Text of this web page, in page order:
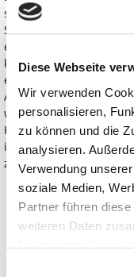
Diese Webseite
Wir verwenden
personalisieren,
zu können und die
analysieren.
Verwendung
soziale Medien,
Partner führen
weiteren Daten
sich bei der Cobot-
Schweißtechnik
es die Automatisierung
kein anderes System
eine
Anpassung an die
werden Unternehmen
Komplexität zu
installierendes und
zu geben.“
Downloads